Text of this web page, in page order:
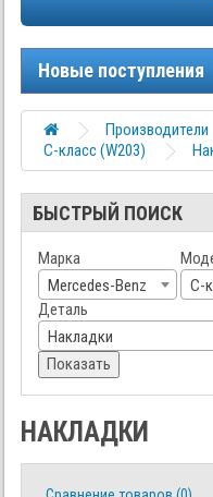
Новые поступления
Производители
C-класс (W203)
БЫСТРЫЙ ПОИСК
Марка
Mercedes-Benz
C-
Деталь
Накладки
Показать
НАКЛАДКИ